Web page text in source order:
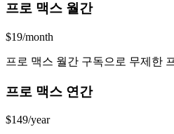
프로 맥스 월간
$19/month
프로 맥스 월간 구독으로 무제한
프로 맥스 연간
$149/year